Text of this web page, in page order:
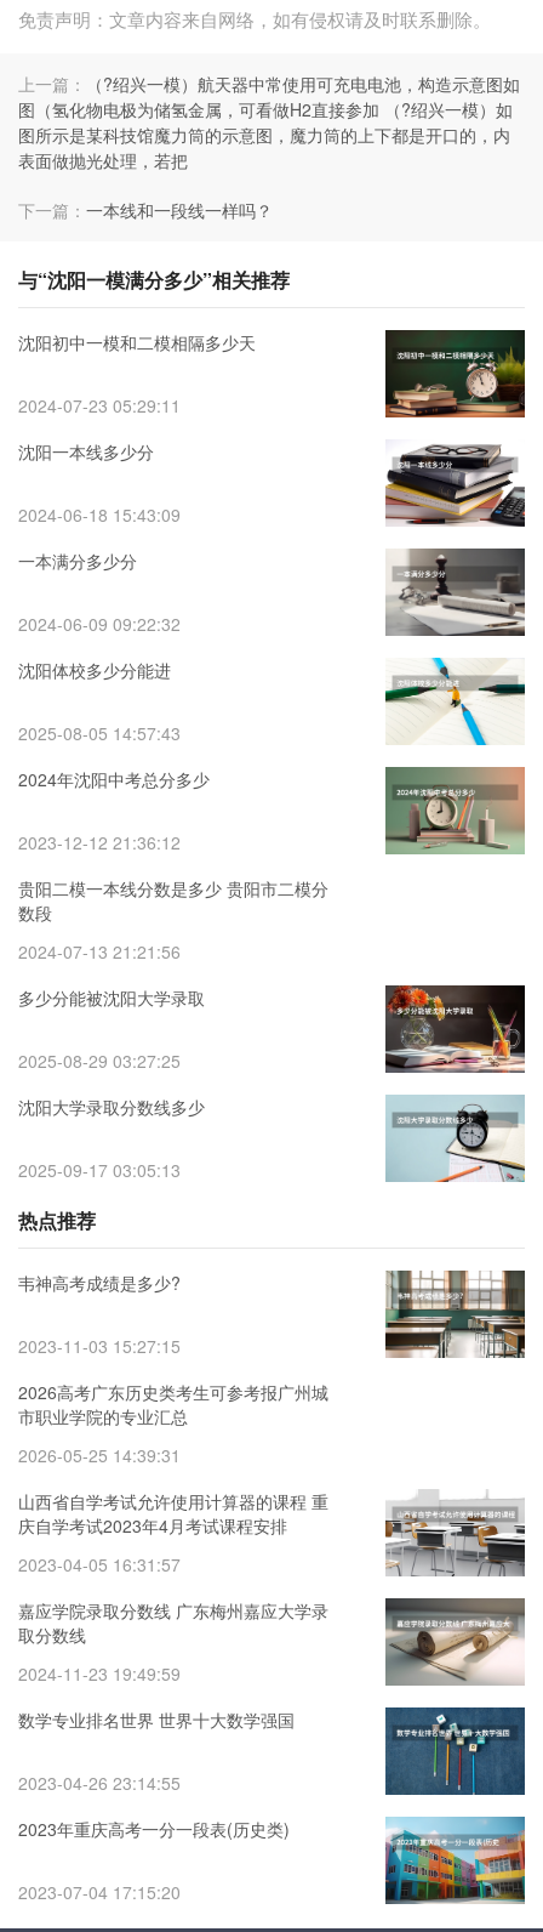
免责声明：文章内容来自网络，如有侵权请及时联系删除。
上一篇：
（?绍兴一模）航天器中常使用可充电电池，构造示意图如
图（氢化物电极为储氢金属，可看做H2直接参加 （?绍兴一模）如
图所示是某科技馆魔力筒的示意图，魔力筒的上下都是开口的，内
表面做抛光处理，若把
下一篇： 一本线和一段线一样吗？
与“沈阳一模满分多少”相关推荐
沈阳初中一模和二模相隔多少天
2024-07-23 05:29:11
沈阳一本线多少分
2024-06-18 15:43:09
一本满分多少分
2024-06-09 09:22:32
沈阳体校多少分能进
2025-08-05 14:57:43
2024年沈阳中考总分多少
2023-12-12 21:36:12
贵阳二模一本线分数是多少 贵阳市二模分
数段
2024-07-13 21:21:56
多少分能被沈阳大学录取
2025-08-29 03:27:25
沈阳大学录取分数线多少
2025-09-17 03:05:13
热点推荐
韦神高考成绩是多少?
2023-11-03 15:27:15
2026高考广东历史类考生可参考报广州城
市职业学院的专业汇总
2026-05-25 14:39:31
山西省自学考试允许使用计算器的课程 重
庆自学考试2023年4月考试课程安排
2023-04-05 16:31:57
嘉应学院录取分数线 广东梅州嘉应大学录
取分数线
2024-11-23 19:49:59
数学专业排名世界 世界十大数学强国
2023-04-26 23:14:55
2023年重庆高考一分一段表(历史类)
2023-07-04 17:15:20